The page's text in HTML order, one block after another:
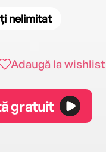
nelimitat
Adaugă la wishlist
gratuit